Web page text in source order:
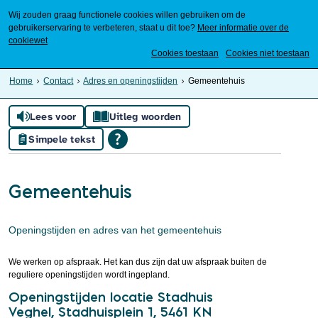
Wij zouden graag functionele cookies willen gebruiken om de
gebruikerservaring te verbeteren, staat u dit toe? Meer informatie over de
cookiewet
Cookies toestaan
Cookies niet toestaan
Home Contact Adres en openingstijden Gemeentehuis
Lees voor
Uitleg woorden
Simpele tekst
Gemeentehuis
Openingstijden en adres van het gemeentehuis
We werken op afspraak. Het kan dus zijn dat uw afspraak buiten de
reguliere openingstijden wordt ingepland.
Openingstijden locatie Stadhuis
Veghel, Stadhuisplein 1, 5461 KN